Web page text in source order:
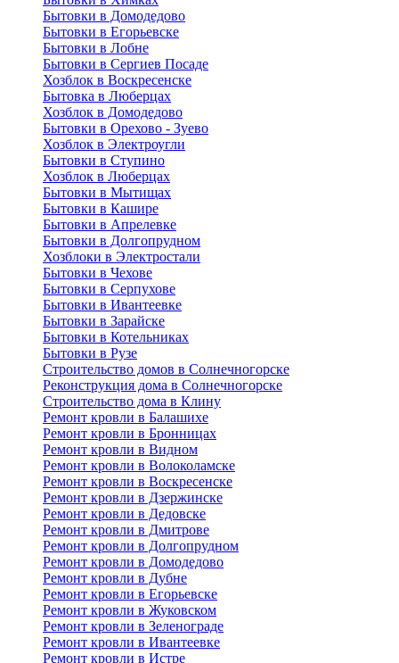
Бытовки в Домодедово
Бытовки в Егорьевске
Бытовки в Лобне
Бытовки в Сергиев Посаде
Хозблок в Воскресенске
Бытовка в Люберцах
Хозблок в Домодедово
Бытовки в Орехово - Зуево
Хозблок в Электроугли
Бытовки в Ступино
Хозблок в Люберцах
Бытовки в Мытищах
Бытовки в Кашире
Бытовки в Апрелевке
Бытовки в Долгопрудном
Хозблоки в Электростали
Бытовки в Чехове
Бытовки в Серпухове
Бытовки в Ивантеевке
Бытовки в Зарайске
Бытовки в Котельниках
Бытовки в Рузе
Строительство домов в Солнечногорске
Реконструкция дома в Солнечногорске
Строительство дома в Клину
Ремонт кровли в Балашихе
Ремонт кровли в Бронницах
Ремонт кровли в Видном
Ремонт кровли в Волоколамске
Ремонт кровли в Воскресенске
Ремонт кровли в Дзержинске
Ремонт кровли в Дедовске
Ремонт кровли в Дмитрове
Ремонт кровли в Долгопрудном
Ремонт кровли в Домодедово
Ремонт кровли в Дубне
Ремонт кровли в Егорьевске
Ремонт кровли в Жуковском
Ремонт кровли в Зеленограде
Ремонт кровли в Ивантеевке
Ремонт кровли в Истре